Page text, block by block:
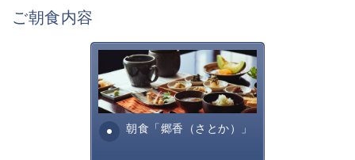
期間：下記5日間 (各日 約20分間)
・9月5日(土) 20:30〜
・9月12日(土) 20:30〜
・9月19日(土) 18:30〜
・9月26日(土) 18:30〜
・10月31日(土) 17:30〜
ご朝食内容
朝食「郷香（さとか）」
田舎を懐かしむような、そし
て身体に優しいお食事内容と
なっております。お粥・出汁
巻きたまご、焼き魚・・...